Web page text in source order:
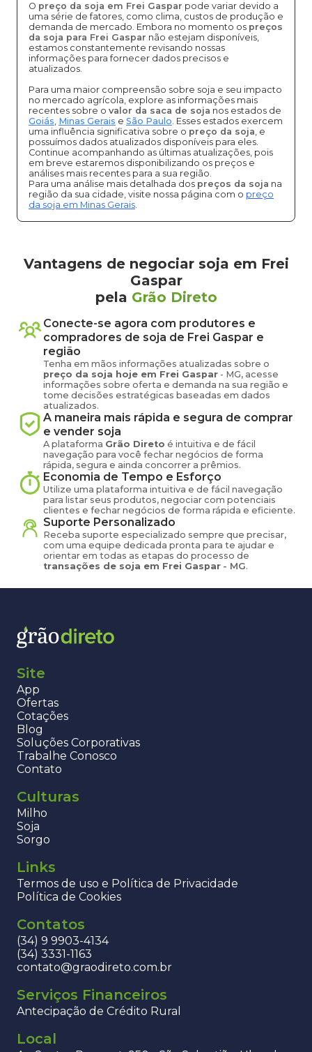
O preço da soja em Frei Gaspar pode variar devido a
uma série de fatores, como clima, custos de produção e
demanda de mercado. Embora no momento os preços
da soja para Frei Gaspar não estejam disponíveis,
estamos constantemente revisando nossas
informações para fornecer dados precisos e
atualizados.
Para uma maior compreensão sobre soja e seu impacto
no mercado agrícola, explore as informações mais
recentes sobre o valor da saca de soja nos estados de
Goiás, Minas Gerais e São Paulo. Esses estados exercem
uma influência significativa sobre o preço da soja, e
possuímos dados atualizados disponíveis para eles.
Continue acompanhando as últimas atualizações, pois
em breve estaremos disponibilizando os preços e
análises mais recentes para a sua região.
Para uma análise mais detalhada dos preços da soja na
região da sua cidade, visite nossa página com o preço
da soja em Minas Gerais.
Vantagens de negociar soja em Frei
Gaspar
pela Grão Direto
Conecte-se agora com produtores e
compradores de soja de Frei Gaspar e
região
Tenha em mãos informações atualizadas sobre o
preço da soja hoje em Frei Gaspar - MG, acesse
informações sobre oferta e demanda na sua região e
tome decisões estratégicas baseadas em dados
atualizados.
A maneira mais rápida e segura de comprar
e vender soja
A plataforma Grão Direto é intuitiva e de fácil
navegação para você fechar negócios de forma
rápida, segura e ainda concorrer a prêmios.
Economia de Tempo e Esforço
Utilize uma plataforma intuitiva e de fácil navegação
para listar seus produtos, negociar com potenciais
clientes e fechar negócios de forma rápida e eficiente.
Suporte Personalizado
Receba suporte especializado sempre que precisar,
com uma equipe dedicada pronta para te ajudar e
orientar em todas as etapas do processo de
transações de soja em Frei Gaspar - MG.
Site
App
Ofertas
Cotações
Blog
Soluções Corporativas
Trabalhe Conosco
Contato
Culturas
Milho
Soja
Sorgo
Links
Termos de uso e Política de Privacidade
Política de Cookies
Contatos
(34) 9 9903-4134
(34) 3331-1163
contato@graodireto.com.br
Serviços Financeiros
Antecipação de Crédito Rural
Local